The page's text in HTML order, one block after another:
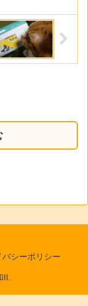
バシーポリシー